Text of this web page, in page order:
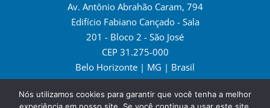
Av. Antônio Abrahão Caram, 794
Edifício Fabiano Cançado - Sala
201 - Bloco 2 - São José
CEP 31.275-000
Belo Horizonte | MG | Brasil
Nós utilizamos cookies para garantir que você tenha a melhor